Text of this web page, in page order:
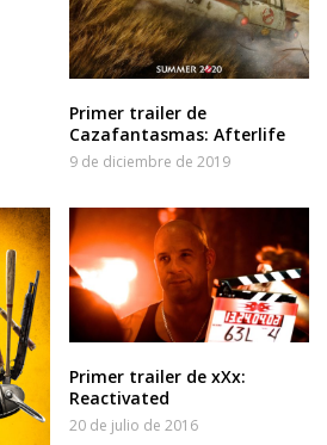
Primer trailer de
Cazafantasmas: Afterlife
9 de diciembre de 2019
Primer trailer de xXx:
Reactivated
20 de julio de 2016